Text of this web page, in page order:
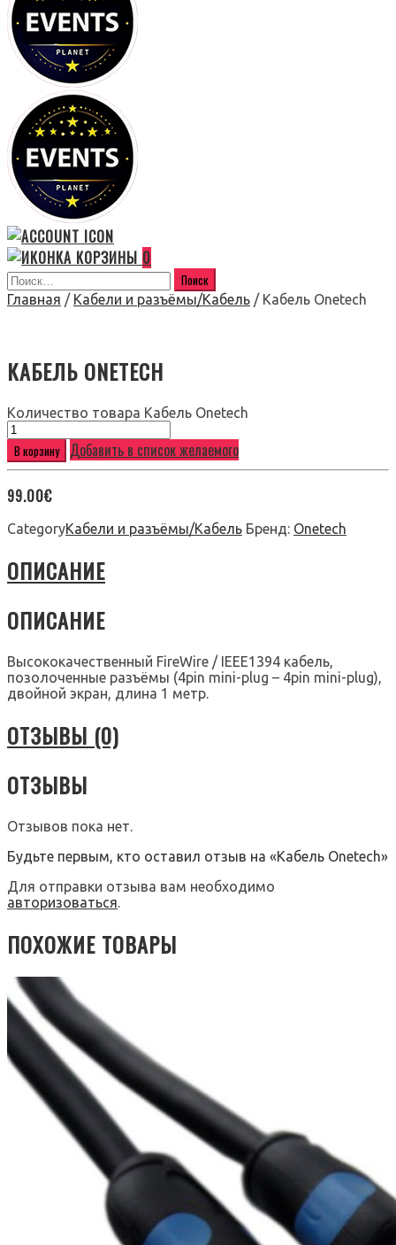
0
Главная / Кабели и разъёмы/Кабель / Кабель Onetech
КАБЕЛЬ ONETECH
Количество товара Кабель Onetech
В корзину Добавить в список желаемого
99.00€
CategoryКабели и разъёмы/Кабель Бренд: Onetech
ОПИСАНИЕ
ОПИСАНИЕ
Высококачественный FireWire / IEEE1394 кабель,
позолоченные разъёмы (4pin mini-plug – 4pin mini-plug),
двойной экран, длина 1 метр.
ОТЗЫВЫ (0)
ОТЗЫВЫ
Отзывов пока нет.
Будьте первым, кто оставил отзыв на «Кабель Onetech»
Для отправки отзыва вам необходимо
авторизоваться.
ПОХОЖИЕ ТОВАРЫ